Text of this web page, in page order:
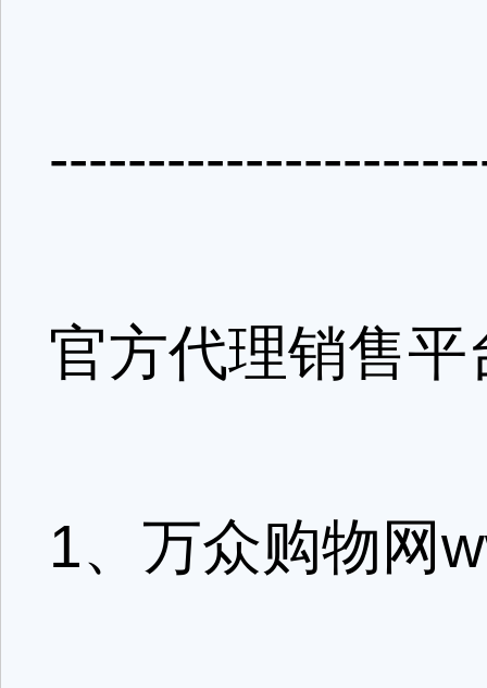
官方代理销售
1、万众购物网